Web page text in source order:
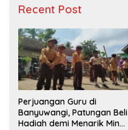
Recent Post
Perjuangan Guru di
Banyuwangi, Patungan Beli
Hadiah demi Menarik Minat